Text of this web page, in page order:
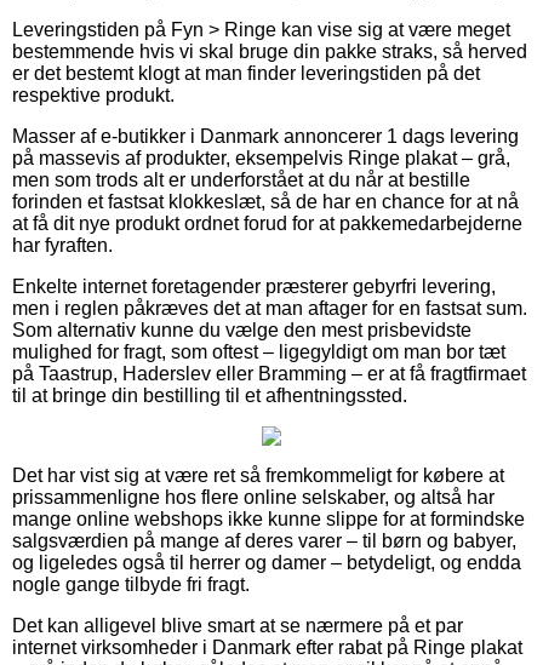
Leveringstiden på Fyn > Ringe kan vise sig at være meget
bestemmende hvis vi skal bruge din pakke straks, så herved
er det bestemt klogt at man finder leveringstiden på det
respektive produkt.
Masser af e-butikker i Danmark annoncerer 1 dags levering
på massevis af produkter, eksempelvis Ringe plakat – grå,
men som trods alt er underforstået at du når at bestille
forinden et fastsat klokkeslæt, så de har en chance for at nå
at få dit nye produkt ordnet forud for at pakkemedarbejderne
har fyraften.
Enkelte internet foretagender præsterer gebyrfri levering,
men i reglen påkræves det at man aftager for en fastsat sum.
Som alternativ kunne du vælge den mest prisbevidste
mulighed for fragt, som oftest – ligegyldigt om man bor tæt
på Taastrup, Haderslev eller Bramming – er at få fragtfirmaet
til at bringe din bestilling til et afhentningssted.
Det har vist sig at være ret så fremkommeligt for købere at
prissammenligne hos flere online selskaber, og altså har
mange online webshops ikke kunne slippe for at formindske
salgsværdien på mange af deres varer – til børn og babyer,
og ligeledes også til herrer og damer – betydeligt, og endda
nogle gange tilbyde fri fragt.
Det kan alligevel blive smart at se nærmere på et par
internet virksomheder i Danmark efter rabat på Ringe plakat